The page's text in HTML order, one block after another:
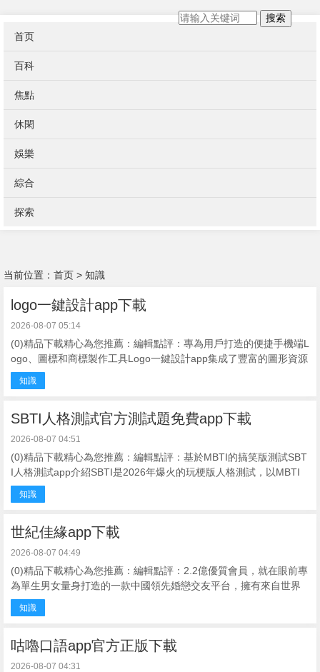
首页
百科
焦點
休閑
娛樂
綜合
探索
搜索
当前位置： 首页 > 知識
logo一鍵設計app下載
2026-08-07 05:14
(0)精品下載精心為您推薦：編輯點評：專為用戶打造的便捷手機端L
ogo、圖標和商標製作工具Logo一鍵設計app集成了豐富的圖形資源
與靈活的設計功能，使用戶無需專業設計技能也能在短時間內創造
出獨具特色 ...
知識
SBTI人格測試官方測試題免費app下載
2026-08-07 04:51
(0)精品下載精心為您推薦：編輯點評：基於MBTI的搞笑版測試SBT
I人格測試app介紹SBTI是2026年爆火的玩梗版人格測試，以MBTI
為框架，測出“死者”“ATM-er”等荒誕標簽，無心理學依據 ...
知識
世紀佳緣app下載
2026-08-07 04:49
(0)精品下載精心為您推薦：編輯點評：2.2億優質會員，就在眼前專
為單生男女量身打造的一款中國領先婚戀交友平台，擁有來自世界
各地的單生用戶，讓你在這裏遇到你的那個他。軟件秉著打造真實
交友、嚴肅婚戀的平 ...
知識
咕嚕口語app官方正版下載
2026-08-07 04:31